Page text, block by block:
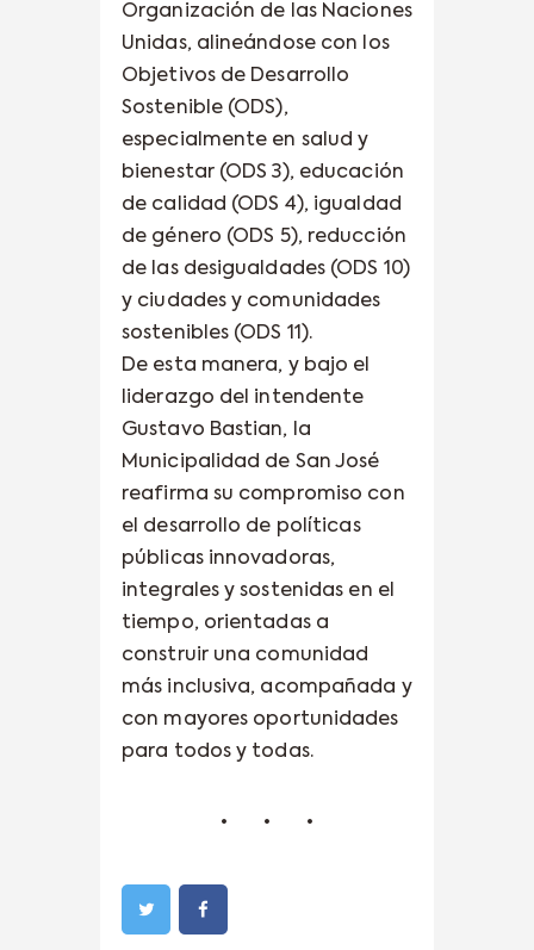
Organización de las Naciones
Unidas, alineándose con los
Objetivos de Desarrollo
Sostenible (ODS),
especialmente en salud y
bienestar (ODS 3), educación
de calidad (ODS 4), igualdad
de género (ODS 5), reducción
de las desigualdades (ODS 10)
y ciudades y comunidades
sostenibles (ODS 11).
De esta manera, y bajo el
liderazgo del intendente
Gustavo Bastian, la
Municipalidad de San José
reafirma su compromiso con
el desarrollo de políticas
públicas innovadoras,
integrales y sostenidas en el
tiempo, orientadas a
construir una comunidad
más inclusiva, acompañada y
con mayores oportunidades
para todos y todas.